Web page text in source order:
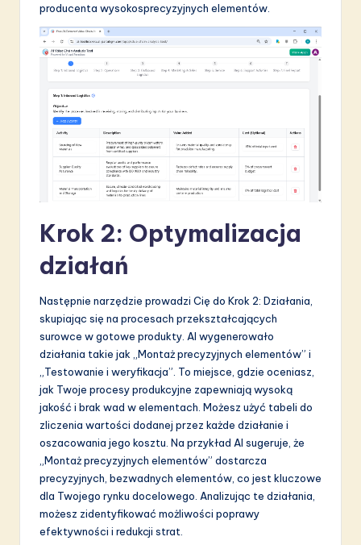
producenta wysokosprecyzyjnych elementów.
Krok 2: Optymalizacja
działań
Następnie narzędzie prowadzi Cię do Krok 2: Działania,
skupiając się na procesach przekształcających
surowce w gotowe produkty. AI wygenerowało
działania takie jak „Montaż precyzyjnych elementów” i
„Testowanie i weryfikacja”. To miejsce, gdzie oceniasz,
jak Twoje procesy produkcyjne zapewniają wysoką
jakość i brak wad w elementach. Możesz użyć tabeli do
zliczenia wartości dodanej przez każde działanie i
oszacowania jego kosztu. Na przykład AI sugeruje, że
„Montaż precyzyjnych elementów” dostarcza
precyzyjnych, bezwadnych elementów, co jest kluczowe
dla Twojego rynku docelowego. Analizując te działania,
możesz zidentyfikować możliwości poprawy
efektywności i redukcji strat.